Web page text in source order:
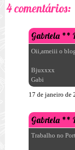
4 comentários:
Gabriela **
Oii,ameiii o
Bjuxxxx
Gabi
17 de janeiro de
Gabriela **
Trabalho no